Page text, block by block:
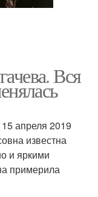
Вся
апреля 2019
известна
и яркими
примерила